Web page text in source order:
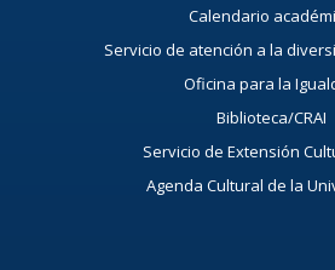
Calendario
Servicio de atención a la
Oficina para la
Biblioteca/CRAI
Servicio de Extensión
Agenda Cultural de la